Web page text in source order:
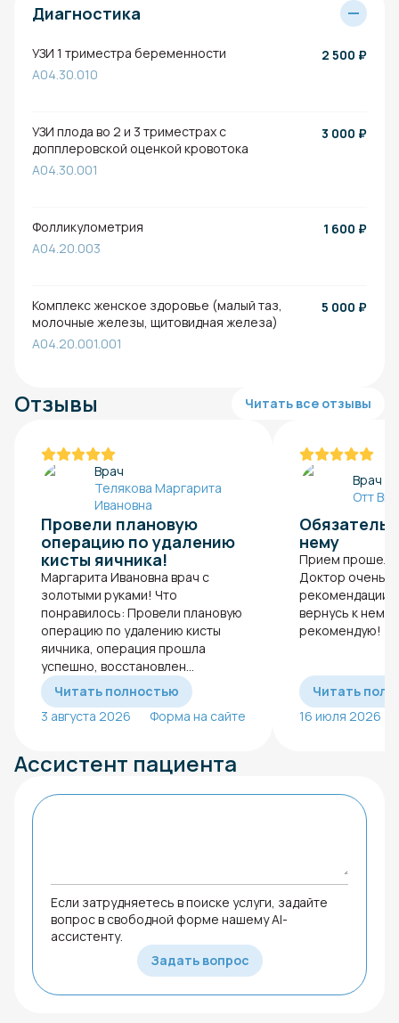
Диагностика
УЗИ 1 триместра беременности
A04.30.010
2 500 ₽
УЗИ плода во 2 и 3 триместрах с
допплеровской оценкой кровотока
A04.30.001
3 000 ₽
Фолликулометрия
A04.20.003
1 600 ₽
Комплекс женское здоровье (малый таз,
молочные железы, щитовидная железа)
A04.20.001.001
5 000 ₽
Отзывы Читать все отзывы
Врач
Телякова Маргарита
Ивановна
Провели плановую
операцию по удалению
кисты яичника!
Маргарита Ивановна врач с
золотыми руками! Что
понравилось: Провели плановую
операцию по удалению кисты
яичника, операция прошла
успешно, восстановлен...
Читать полностью
3 августа 2026
Форма на сайте
Врач
Отт
нему
Прием прошел
Доктор очень
рекомендации.
вернусь к нему.
рекомендую!
Читать
16 июля 2026
Ассистент пациента
Если затрудняетесь в поиске услуги, задайте
вопрос в свободной форме нашему AI-
ассистенту.
Задать вопрос